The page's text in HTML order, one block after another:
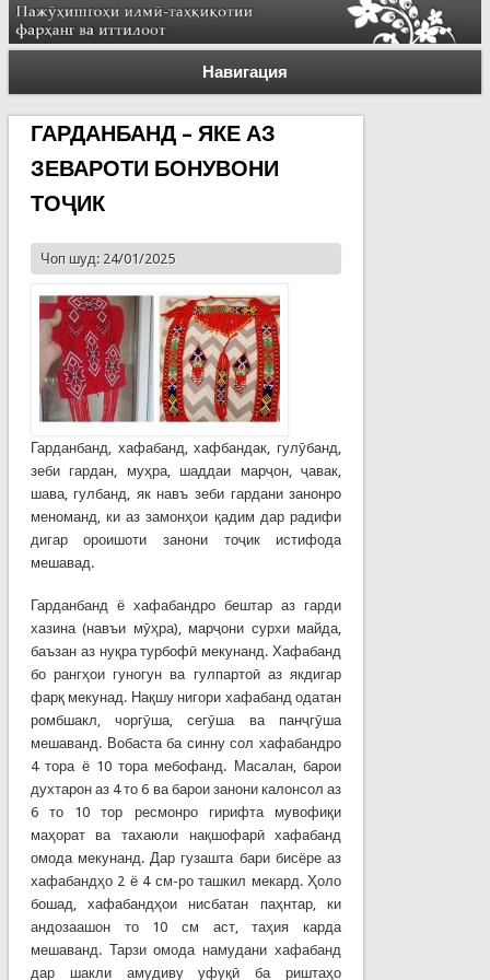
Навигация
ГАРДАНБАНД – ЯКЕ АЗ
ЗЕВАРОТИ БОНУВОНИ
ТОҶИК
Чоп шуд: 24/01/2025
Гарданбанд, хафабанд, хафбандак, гулӯбанд,
зеби гардан, муҳра, шаддаи марҷон, ҷавак,
шава, гулбанд, як навъ зеби гардани занонро
меноманд, ки аз замонҳои қадим дар радифи
дигар ороишоти занони тоҷик истифода
мешавад.
Гарданбанд ё хафабандро бештар аз гарди
хазина (навъи мӯҳра), марҷони сурхи майда,
баъзан аз нуқра турбофӣ мекунанд. Хафабанд
бо рангҳои гуногун ва гулпартоӣ аз якдигар
фарқ мекунад. Нақшу нигори хафабанд одатан
ромбшакл, чоргӯша, сегӯша ва панҷгӯша
мешаванд. Вобаста ба синну сол хафабандро
4 тора ё 10 тора мебофанд. Масалан, барои
духтарон аз 4 то 6 ва барои занони калонсол аз
6 то 10 тор ресмонро гирифта мувофиқи
маҳорат ва тахаюли нақшофарӣ хафабанд
омода мекунанд. Дар гузашта бари бисёре аз
хафабандҳо 2 ё 4 см-ро ташкил мекард. Ҳоло
бошад, хафабандҳои нисбатан паҳнтар, ки
андозаашон то 10 см аст, таҳия карда
мешаванд. Тарзи омода намудани хафабанд
дар шакли амудиву уфуқӣ ба риштаҳо